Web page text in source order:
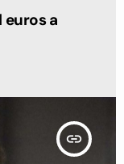
euros a
insert_link